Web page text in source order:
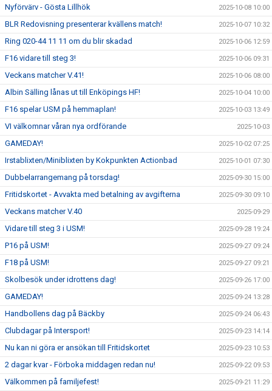
Nyförvärv - Gösta Lillhök 2025-10-08 10:00
BLR Redovisning presenterar kvällens match! 2025-10-07 10:32
Ring 020-44 11 11 om du blir skadad 2025-10-06 12:59
F16 vidare till steg 3! 2025-10-06 09:31
Veckans matcher V.41! 2025-10-06 08:00
Albin Sälling lånas ut till Enköpings HF! 2025-10-04 10:00
F16 spelar USM på hemmaplan! 2025-10-03 13:49
VI välkomnar våran nya ordförande 2025-10-03
GAMEDAY! 2025-10-02 07:25
Irstablixten/Miniblixten by Kokpunkten Actionbad 2025-10-01 07:30
Dubbelarrangemang på torsdag! 2025-09-30 15:00
Fritidskortet - Avvakta med betalning av avgifterna 2025-09-30 09:10
Veckans matcher V.40 2025-09-29
Vidare till steg 3 i USM! 2025-09-28 19:24
P16 på USM! 2025-09-27 09:24
F18 på USM! 2025-09-27 09:21
Skolbesök under idrottens dag! 2025-09-26 17:00
GAMEDAY! 2025-09-24 13:28
Handbollens dag på Bäckby 2025-09-24 06:43
Clubdagar på Intersport! 2025-09-23 14:14
Nu kan ni göra er ansökan till Fritidskortet 2025-09-23 10:53
2 dagar kvar - Förboka middagen redan nu! 2025-09-22 09:53
Välkommen på familjefest! 2025-09-21 11:29